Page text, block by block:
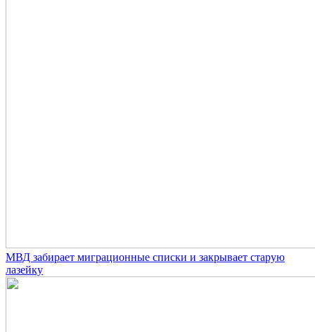
МВД забирает миграционные списки и закрывает старую
лазейку